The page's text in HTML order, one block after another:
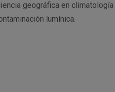
geográfica en climatología
lumínica.